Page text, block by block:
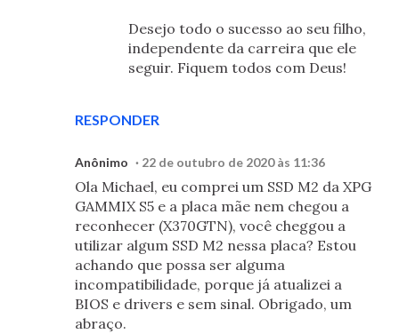
RESPONDER
Desejo todo o sucesso ao seu filho,
independente da carreira que ele
seguir. Fiquem todos com Deus!
Anônimo 22 de outubro de 2020 às 11:36
Ola Michael, eu comprei um SSD M2 da XPG
GAMMIX S5 e a placa mãe nem chegou a
reconhecer (X370GTN), você cheggou a
utilizar algum SSD M2 nessa placa? Estou
achando que possa ser alguma
incompatibilidade, porque já atualizei a
BIOS e drivers e sem sinal. Obrigado, um
abraço.